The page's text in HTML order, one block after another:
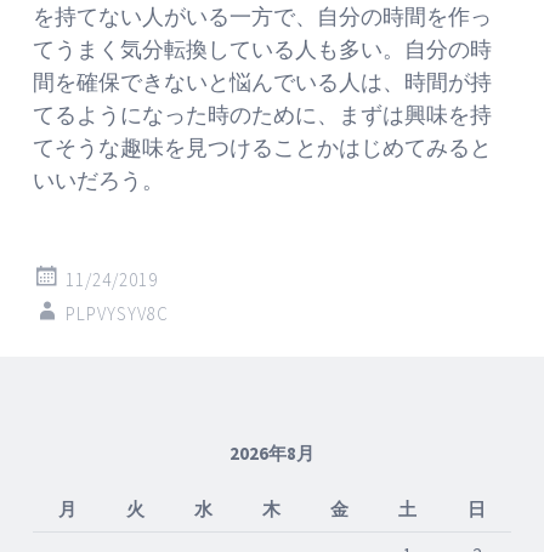
を持てない人がいる一方で、自分の時間を作っ
てうまく気分転換している人も多い。自分の時
間を確保できないと悩んでいる人は、時間が持
てるようになった時のために、まずは興味を持
てそうな趣味を見つけることかはじめてみると
いいだろう。
11/24/2019
PLPVYSYV8C
2026年8月
月 火 水 木 金 土
日